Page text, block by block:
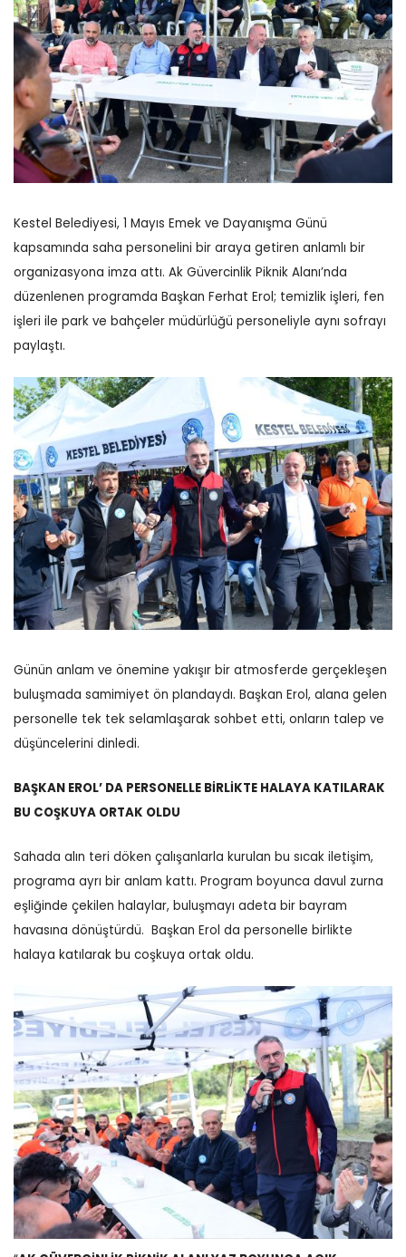
Kestel Belediyesi, 1 Mayıs Emek ve Dayanışma Günü
kapsamında saha personelini bir araya getiren anlamlı bir
organizasyona imza attı. Ak Güvercinlik Piknik Alanı’nda
düzenlenen programda Başkan Ferhat Erol; temizlik işleri, fen
işleri ile park ve bahçeler müdürlüğü personeliyle aynı sofrayı
paylaştı.
Günün anlam ve önemine yakışır bir atmosferde gerçekleşen
buluşmada samimiyet ön plandaydı. Başkan Erol, alana gelen
personelle tek tek selamlaşarak sohbet etti, onların talep ve
düşüncelerini dinledi.
BAŞKAN EROL’ DA PERSONELLE BİRLİKTE HALAYA KATILARAK
BU COŞKUYA ORTAK OLDU
Sahada alın teri döken çalışanlarla kurulan bu sıcak iletişim,
programa ayrı bir anlam kattı. Program boyunca davul zurna
eşliğinde çekilen halaylar, buluşmayı adeta bir bayram
havasına dönüştürdü. Başkan Erol da personelle birlikte
halaya katılarak bu coşkuya ortak oldu.